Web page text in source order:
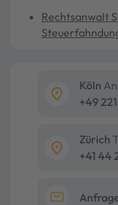
Rechtsanwalt
Köln
+49
Zürich
+41 44